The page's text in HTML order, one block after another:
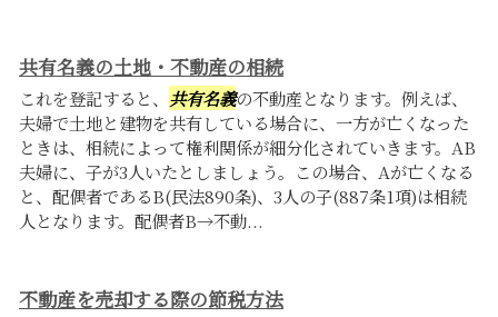
共有名義の土地・不動産の相続
これを登記すると、 共有名義の不動産となります。例えば、
夫婦で土地と建物を共有している場合に、一方が亡くなった
ときは、相続によって権利関係が細分化されていきます。AB
夫婦に、子が3人いたとしましょう。この場合、Aが亡くなる
と、配偶者であるB(民法890条)、3人の子(887条1項)は相続
人となります。配偶者B→不動...
不動産を売却する際の節税方法